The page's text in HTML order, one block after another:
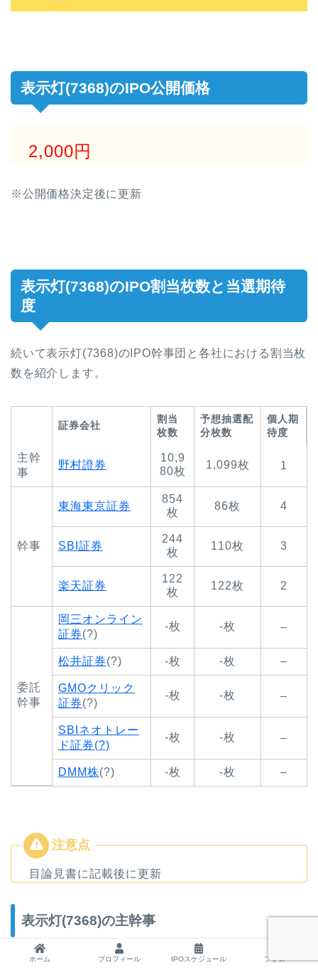
表示灯(7368)のIPO公開価格
2,000円
※公開価格決定後に更新
表示灯(7368)のIPO割当枚数と当選期待
度
続いて表示灯(7368)のIPO幹事団と各社における割当枚
数を紹介します。
証券会社
割当
枚数
予想抽選配
分枚数
個人期
待度
主幹
事
野村證券
10,9
80枚
1,099枚 1
幹事
東海東京証券
854
枚
86枚 4
SBI証券
244
枚
110枚 3
楽天証券
122
枚
122枚 2
委託
幹事
岡三オンライン
証券(?)
-枚 -枚 –
松井証券(?) -枚 -枚 –
GMOクリック
証券(?)
-枚 -枚 –
SBIネオトレー
ド証券(?)
-枚 -枚 –
DMM株(?) -枚 -枚 –
目論見書に記載後に更新
表示灯(7368)の主幹事
ホーム プロフィール IPOスケジュール フォロー